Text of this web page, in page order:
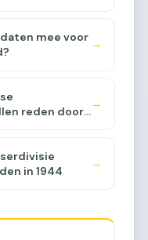
mee voor
→
reden door
→
in 1944
→